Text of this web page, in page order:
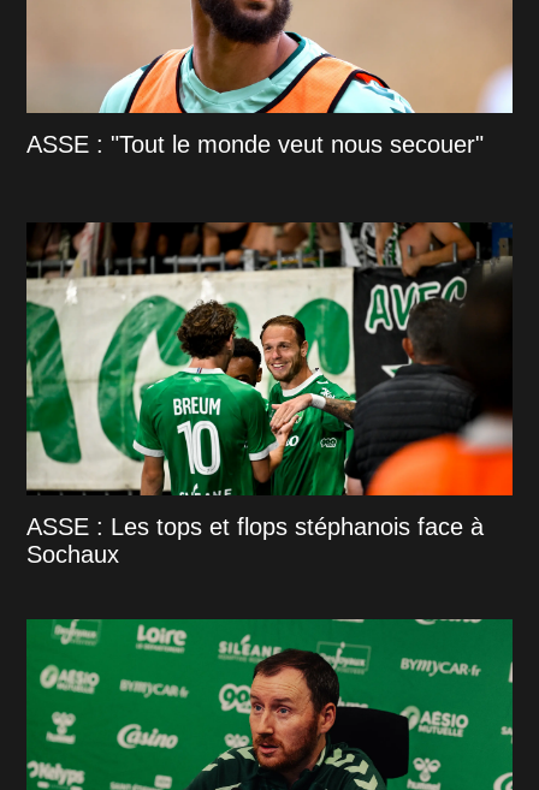
ASSE : "Tout le monde veut nous secouer"
ASSE : Les tops et flops stéphanois face à
Sochaux